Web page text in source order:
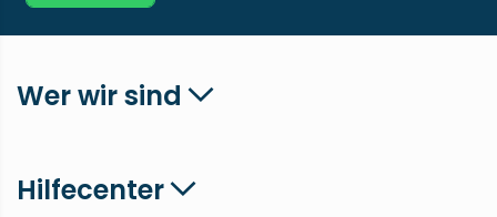
Wer wir sind
Hilfecenter